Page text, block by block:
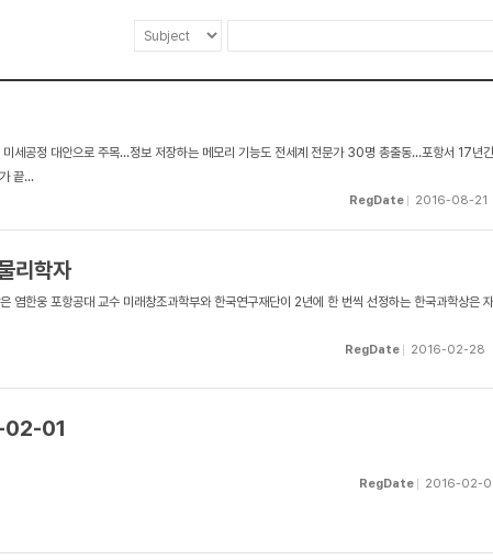
미세공정 대안으로 주목…정보 저장하는 메모리 기능도 전세계 전문가 30명 총출동…포항서 17년
끝...
RegDate 2016-08-21
리학자
염한웅 포항공대 교수 미래창조과학부와 한국연구재단이 2년에 한 번씩 선정하는 한국과학상은
RegDate 2016-02-28
02-01
RegDate 2016-02-